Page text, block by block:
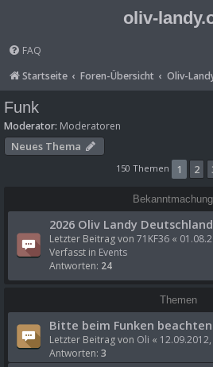
oliv-
FAQ
Startseite
Foren-Übersicht Oliv-
Funk
Moderator: Moderatoren
Neues Thema
150 Themen 1 2
2026 Oliv Landy
Letzter Beitrag von 71KF36 «
Verfasst in Events
Antworten: 24
Themen
Bitte beim Funken beachten
Letzter Beitrag von Oli «
Antworten: 3